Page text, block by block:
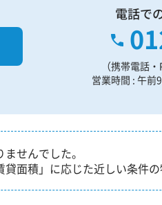
電話で
（携帯電話
営業時間 : 午前
せんでした。
面積」に応じた近しい条件の